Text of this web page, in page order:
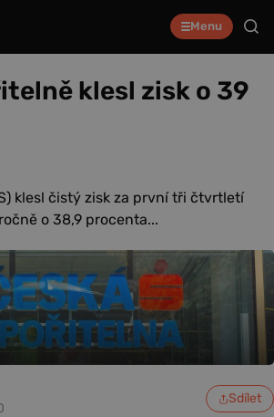
Menu
klesl zisk o 39
klesl čistý zisk za první tři čtvrtletí
o 38,9 procenta...
Sdílet